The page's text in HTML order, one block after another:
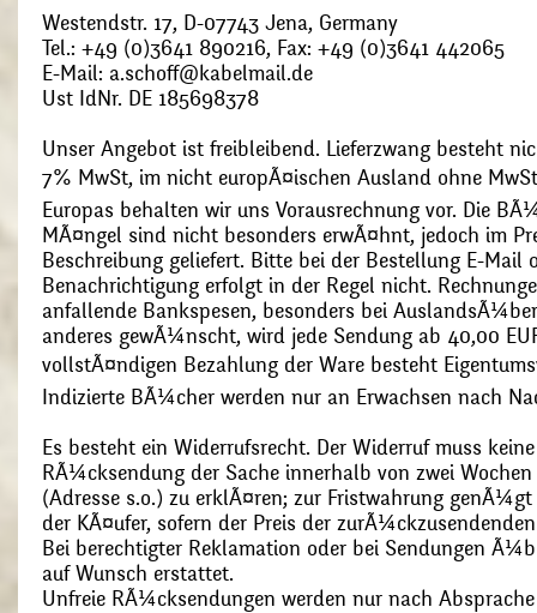
Westendstr. 17, D-07743 Jena, Germany
Tel.: +49 (0)3641 890216, Fax: +49 (0)3641 442065
E-Mail: a.schoff@kabelmail.de
Ust IdNr. DE 185698378
Unser Angebot ist freibleibend. Lieferzwang besteht
7% MwSt, im nicht europÃ¤ischen Ausland ohne
Europas behalten wir uns Vorausrechnung vor. Die
MÃ¤ngel sind nicht besonders erwÃ¤hnt, jedoch im
Beschreibung geliefert. Bitte bei der Bestellung E-Mail
Benachrichtigung erfolgt in der Regel nicht.
anfallende Bankspesen, besonders bei
anderes gewÃ¼nscht, wird jede Sendung ab 40,00
vollstÃ¤ndigen Bezahlung der Ware besteht
Indizierte BÃ¼cher werden nur an Erwachsen nach
Es besteht ein Widerrufsrecht. Der Widerruf muss
RÃ¼cksendung der Sache innerhalb von zwei
(Adresse s.o.) zu erklÃ¤ren; zur Fristwahrung
der KÃ¤ufer, sofern der Preis der
Bei berechtigter Reklamation oder bei Sendungen
auf Wunsch erstattet.
Unfreie RÃ¼cksendungen werden nur nach